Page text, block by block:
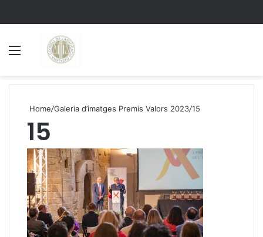
Home/Galeria d’imatges Premis Valors 2023/15
15